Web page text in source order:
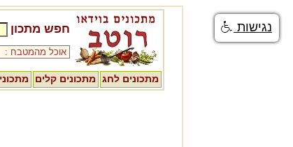
חפש מתכון
מתכונים לחג מתכונים קלים
נגישות